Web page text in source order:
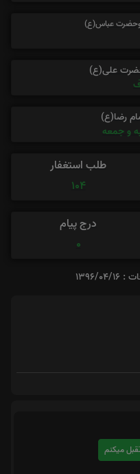
عباس(ع)
علی(ع)
رضا(ع)
و جمعه
طلب استغفار
104
درج پیام
0
04/16